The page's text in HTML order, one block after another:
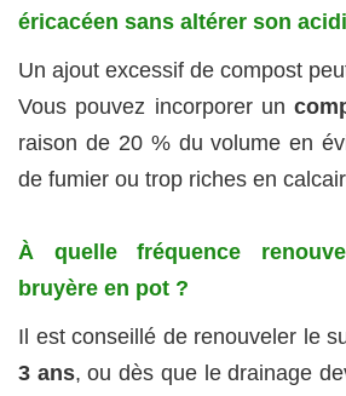
éricacéen sans altérer son
Un ajout excessif de compost
Vous pouvez incorporer un
raison de 20 % du volume en
de fumier ou trop riches en
À quelle fréquence
bruyère en pot ?
Il est conseillé de renouveler le
3 ans, ou dès que le drainage